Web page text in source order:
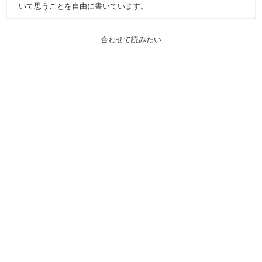
いて思うことを自由に書いています。
合わせて読みたい